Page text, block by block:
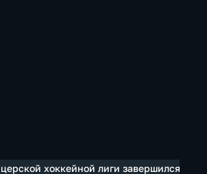
хоккейной лиги завершился в